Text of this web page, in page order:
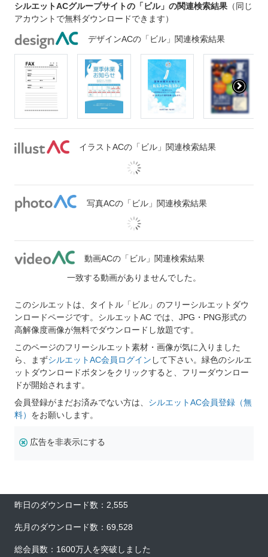
シルエットACグループサイトの「ビル」の関連検索結果 （同じ
アカウントで無料ダウンロードできます）
デザインACの「ビル」関連検索結果
イラストACの「ビル」関連検索結果
写真ACの「ビル」関連検索結果
動画ACの「ビル」関連検索結果
一致する動画がありませんでした。
このシルエットは、タイトル「ビル」のフリーシルエットダウ
ンロードページです。シルエットAC では、JPG・PNG形式の
高解像度画像が無料でダウンロードし放題です。
このページのフリーシルエット素材・画像が気に入りました
ら、まずシルエットAC会員ログイン して下さい。緑色のシルエ
ットダウンロードボタンをクリックすると、フリーダウンロー
ドが開始されます。
会員登録がまだお済みでない方は、 シルエットAC会員登録（無
料） をお願いします。
広告を非表示にする
昨日のダウンロード数：2,555
先月のダウンロード数：69,528
総会員数：1600万人を突破しました